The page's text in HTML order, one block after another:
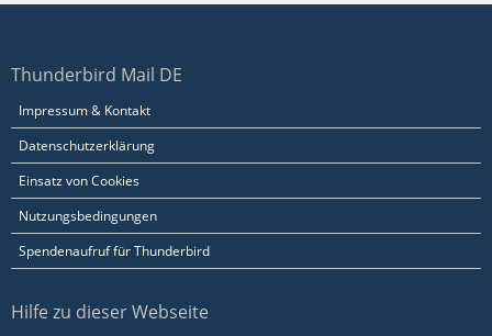
Thunderbird Mail DE
Impressum & Kontakt
Datenschutzerklärung
Einsatz von Cookies
Nutzungsbedingungen
Spendenaufruf für Thunderbird
Hilfe zu dieser Webseite